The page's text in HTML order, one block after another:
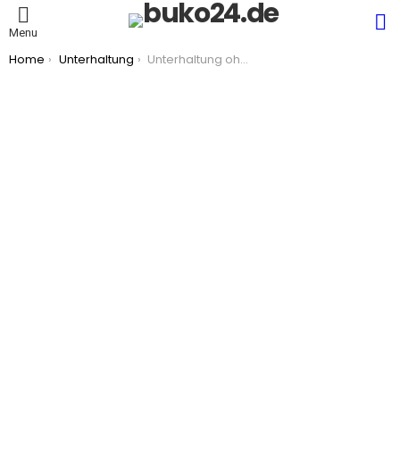
Menu
You are here:
Home Unterhaltung Unterhaltung ohne Dauerbeschallung: Ruhe zulassen